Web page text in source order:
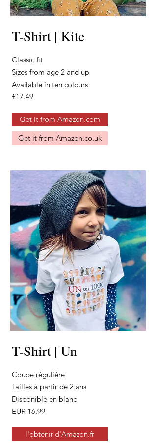
T-Shirt | Kite
Classic fit
Sizes from age 2 and up
Available in ten colours
£17.49
Get it from Amazon.com
Get it from Amazon.co.uk
T-Shirt | Un
Coupe régulière
Tailles à partir de 2 ans
Disponible en blanc
EUR 16.99
l'obtenir d'Amazon.fr